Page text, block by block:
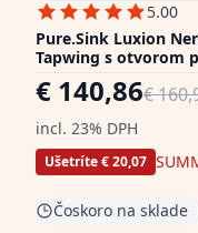
5.00
Pure.Sink Luxion
Tapwing s otvorom
€ 140,86€
incl. 23% DPH
Ušetríte € 20,07
Čoskoro na sklade